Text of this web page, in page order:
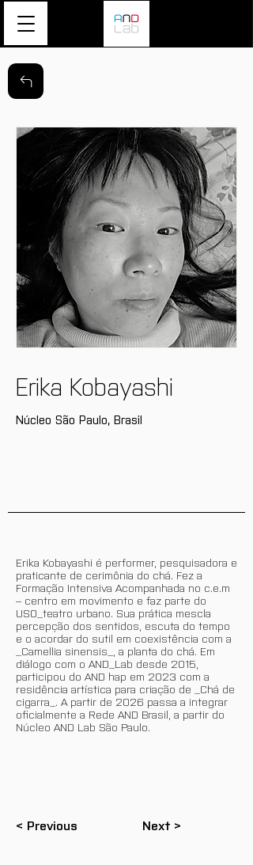
Erika Kobayashi
Núcleo São Paulo, Brasil
Erika Kobayashi é performer, pesquisadora e
praticante de cerimônia do chá. Fez a
Formação Intensiva Acompanhada no c.e.m
– centro em movimento e faz parte do
USO_teatro urbano. Sua prática mescla
percepção dos sentidos, escuta do tempo
e o acordar do sutil em coexistência com a
_Camellia sinensis_, a planta do chá. Em
diálogo com o AND_Lab desde 2015,
participou do AND hap em 2023 com a
residência artística para criação de _Chá de
cigarra_. A partir de 2026 passa a integrar
oficialmente a Rede AND Brasil, a partir do
Núcleo AND Lab São Paulo.
< Previous Next >